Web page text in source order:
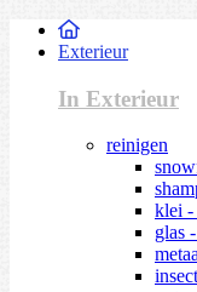
Exterieur
In Exterieur
reinigen
klei -
glas